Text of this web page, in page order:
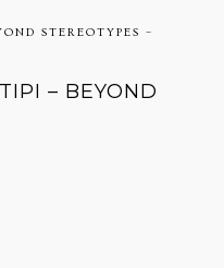
STEREOTYPES –
– BEYOND